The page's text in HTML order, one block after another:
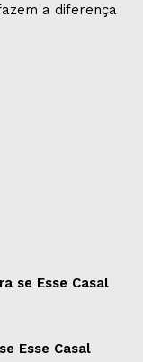
a diferença
se Esse Casal
Esse Casal